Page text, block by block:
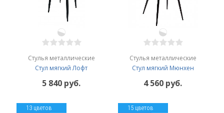
Стулья металлические
Стул мягкий Лофт
5 840 руб.
Стулья металлические
Стул мягкий Мюнхен
4 560 руб.
13 цветов 15 цветов